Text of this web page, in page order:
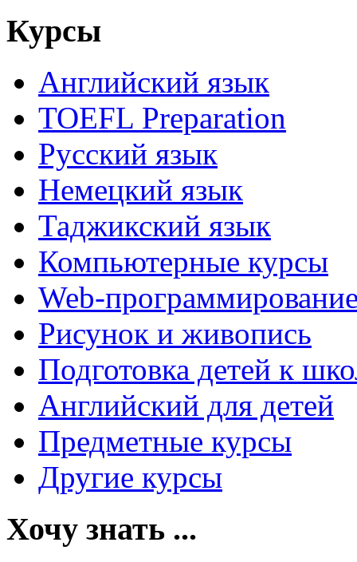
Курсы
Английский язык
TOEFL Preparation
Русский язык
Немецкий язык
Таджикский язык
Компьютерные курсы
Web-
Рисунок и живопись
Подготовка детей к
Английский для детей
Предметные курсы
Другие курсы
Хочу знать ...